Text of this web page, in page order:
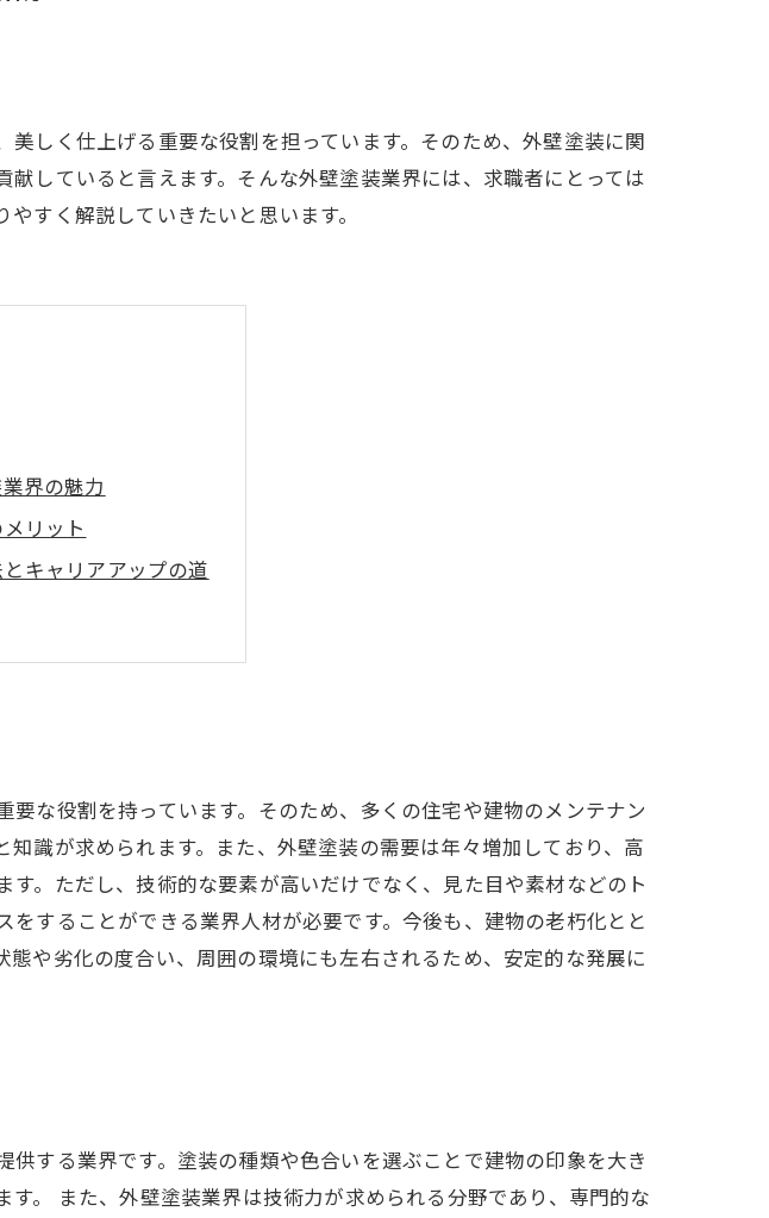
しく仕上げる重要な役割を担っています。そのため、外壁塗装に関
していると言えます。そんな外壁塗装業界には、求職者にとっては
すく解説していきたいと思います。
界の魅力
リット
キャリアアップの道
な役割を持っています。そのため、多くの住宅や建物のメンテナン
識が求められます。また、外壁塗装の需要は年々増加しており、高
。ただし、技術的な要素が高いだけでなく、見た目や素材などのト
することができる業界人材が必要です。今後も、建物の老朽化とと
や劣化の度合い、周囲の環境にも左右されるため、安定的な発展に
する業界です。塗装の種類や色合いを選ぶことで建物の印象を大き
。 また、外壁塗装業界は技術力が求められる分野であり、専門的な